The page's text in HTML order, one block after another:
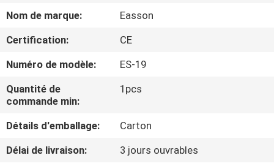
À
PROPOS
NOUS
DE
L'USINE
Nom de marque:
Easson
Certification:
CE
Numéro de modèle:
ES-19
Quantité de
commande min:
1pcs
Détails d'emballage:
Carton
Délai de livraison:
3 jours ouvrables